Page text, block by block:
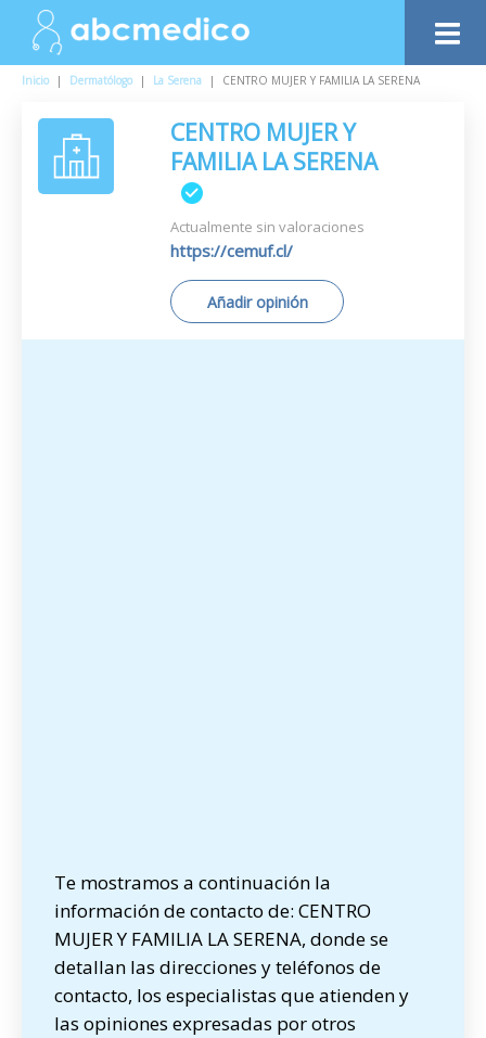
Inicio | Dermatólogo | La Serena | CENTRO MUJER Y FAMILIA LA SERENA
CENTRO MUJER Y
FAMILIA LA SERENA
Actualmente sin valoraciones
https://cemuf.cl/
Añadir opinión
Te mostramos a continuación la
información de contacto de: CENTRO
MUJER Y FAMILIA LA SERENA, donde se
detallan las direcciones y teléfonos de
contacto, los especialistas que atienden y
las opiniones expresadas por otros